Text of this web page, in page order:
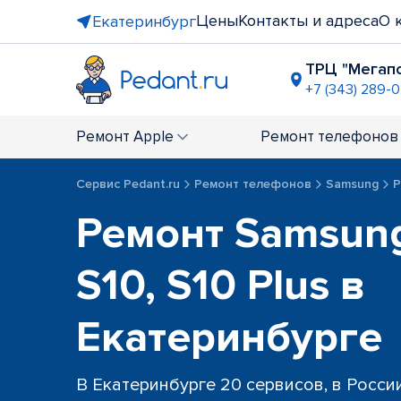
ЕкатеринбургЦеныКонтакты и адресаО
ТРЦ
+7 (343) 289-
+7 (343)
ТЦ
+7 (343)
+7 (343)
ост.
+7 (343)
ост.
+7 (343)
Ремонт Apple Ремонт телефонов
Сервис Pedant.ru Ремонт телефонов Samsung
Ремонт
S10, S10 Plus в
Екатеринбурге
В Екатеринбурге 20 сервисов, в